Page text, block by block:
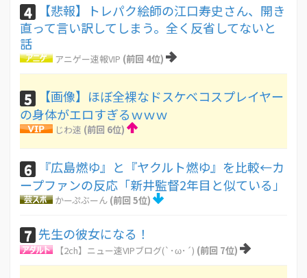
4
【悲報】トレパク絵師の江口寿史さん、開き
直って言い訳してしまう。全く反省してないと
話
アニゲー速報VIP (前回 4位)
5
【画像】ほぼ全裸なドスケベコスプレイヤー
の身体がエロすぎるｗｗｗ
じわ速 (前回 6位)
6
『広島燃ゆ』と『ヤクルト燃ゆ』を比較←カ
ープファンの反応「新井監督2年目と似ている」
かーぷぶーん (前回 5位)
7 先生の彼女になる！
【2ch】ニュー速VIPブログ(`･ω･´) (前回 7位)